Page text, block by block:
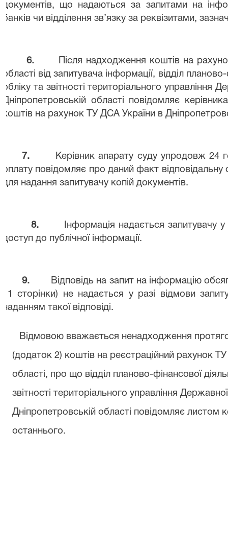
документів, що
надаються за запитами на
банків чи відділення зв’язку за реквізитами,
6.
Після надходження коштів на
області від запитувача інформації, відділ
обліку та звітності територіального управління
Дніпропетровській області повідомляє
коштів на рахунок ТУ ДСА України в
7.
Керівник апарату суду упродовж 24
оплату повідомляє про даний факт
для надання запитувачу копій документів.
8.
Інформація надається запитувачу
доступ до публічної інформації.
9.
Відповідь на запит на інформацію
11 сторінки) не надається у разі відмови
наданням такої відповіді.
Відмовою вважається ненадходження
(додаток 2) коштів на реєстраційний рахунок
області, про що відділ планово-фінансової
звітності територіального управління
Дніпропетровській області повідомляє листом
останнього.